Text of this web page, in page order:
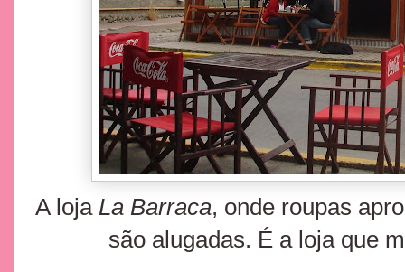
A lojaLa Barraca, onde roupas
são alugadas. É a loja que